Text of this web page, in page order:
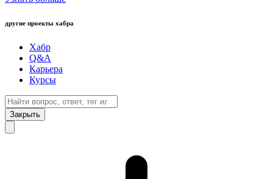
другие проекты хабра
Хабр
Q&A
Карьера
Курсы
Закрыть